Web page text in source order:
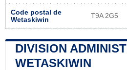
Code postal de
Wetaskiwin
T9A 2G5
DIVISION
WETASKIWIN